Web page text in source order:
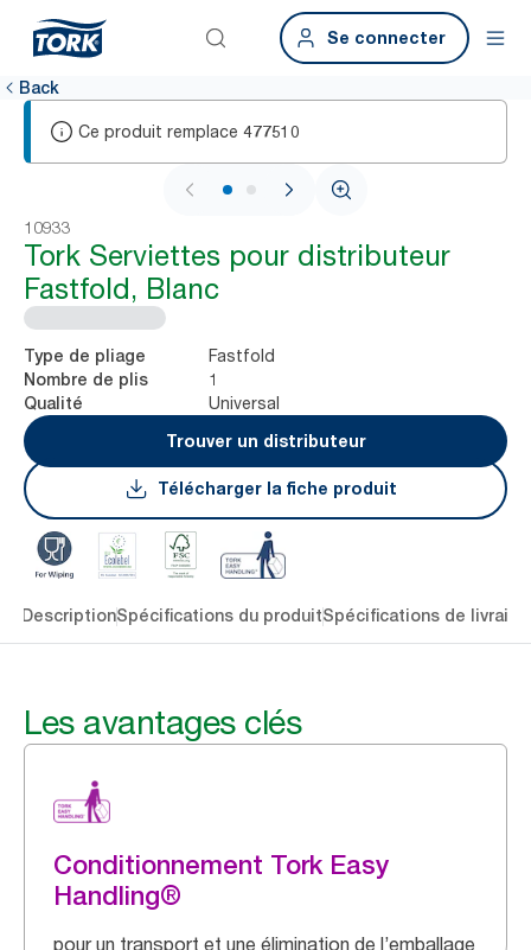
Se connecter
Back
Ce produit remplace 477510
1 / 2
10933
Tork Serviettes pour distributeur
Fastfold, Blanc
Type de pliage Fastfold
Nombre de plis 1
Qualité
Universal
Trouver un distributeur
Télécharger la fiche produit
DescriptionSpécifications du produitSpécifications de
Les avantages clés
Conditionnement Tork Easy
Handling®
pour un transport et une élimination de l’emballage